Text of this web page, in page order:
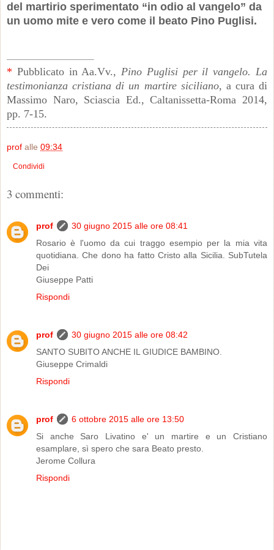
del martirio sperimentato “in odio al vangelo” da
un uomo mite e vero come il beato Pino Puglisi.
* Pubblicato in Aa.Vv., Pino Puglisi per il vangelo. La
testimonianza cristiana di un martire siciliano, a cura di
Massimo Naro, Sciascia Ed., Caltanissetta-Roma 2014,
pp. 7-15.
prof alle 09:34
Condividi
3 commenti:
prof
30 giugno 2015 alle ore 08:41
Rosario è l'uomo da cui traggo esempio per la mia vita
quotidiana. Che dono ha fatto Cristo alla Sicilia. SubTutela
Dei
Giuseppe Patti
Rispondi
prof
30 giugno 2015 alle ore 08:42
SANTO SUBITO ANCHE IL GIUDICE BAMBINO.
Giuseppe Crimaldi
Rispondi
prof
6 ottobre 2015 alle ore 13:50
Si anche Saro Livatino e' un martire e un Cristiano
esamplare, sì spero che sara Beato presto.
Jerome Collura
Rispondi